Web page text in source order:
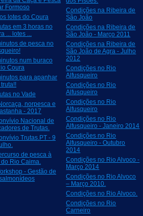
Formoso
lotes do Coura
em 3 horas no
... lotes ...
de pesca no
num buraco
Coura
para apanhar
no Vade
norpesca e
- 2017
Nacional de
de Trutas.
Trutas.PT - 9
de pesca à
do Rio Caima.
- Gestão de
Condições na Ribeira de
São João
Condições na Ribeira de
São João - Março 2011
Condições na Ribeira de
São João de Agra - Julho
2012
Condições no Rio
Alfusqueiro
Condições no Rio
Alfusqueiro
Condições no Rio
Alfusqueiro
Condições no Rio
Alfusqueiro - Janeiro 2014
Condições no Rio
Alfusqueiro - Outubro
2014
Condições no Rio Alvoco -
Março 2014
Condições no Rio Alvoco
– Março 2010.
Condições no Rio Alvoco.
Condições no Rio
Carneiro